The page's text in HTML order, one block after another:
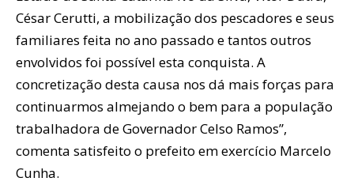
César Cerutti, a mobilização dos pescadores e seus
familiares feita no ano passado e tantos outros
envolvidos foi possível esta conquista. A
concretização desta causa nos dá mais forças para
continuarmos almejando o bem para a população
trabalhadora de Governador Celso Ramos”,
comenta satisfeito o prefeito em exercício Marcelo
Cunha.